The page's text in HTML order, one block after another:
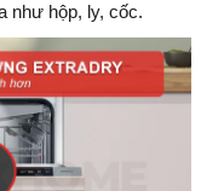
như hộp, ly, cốc.